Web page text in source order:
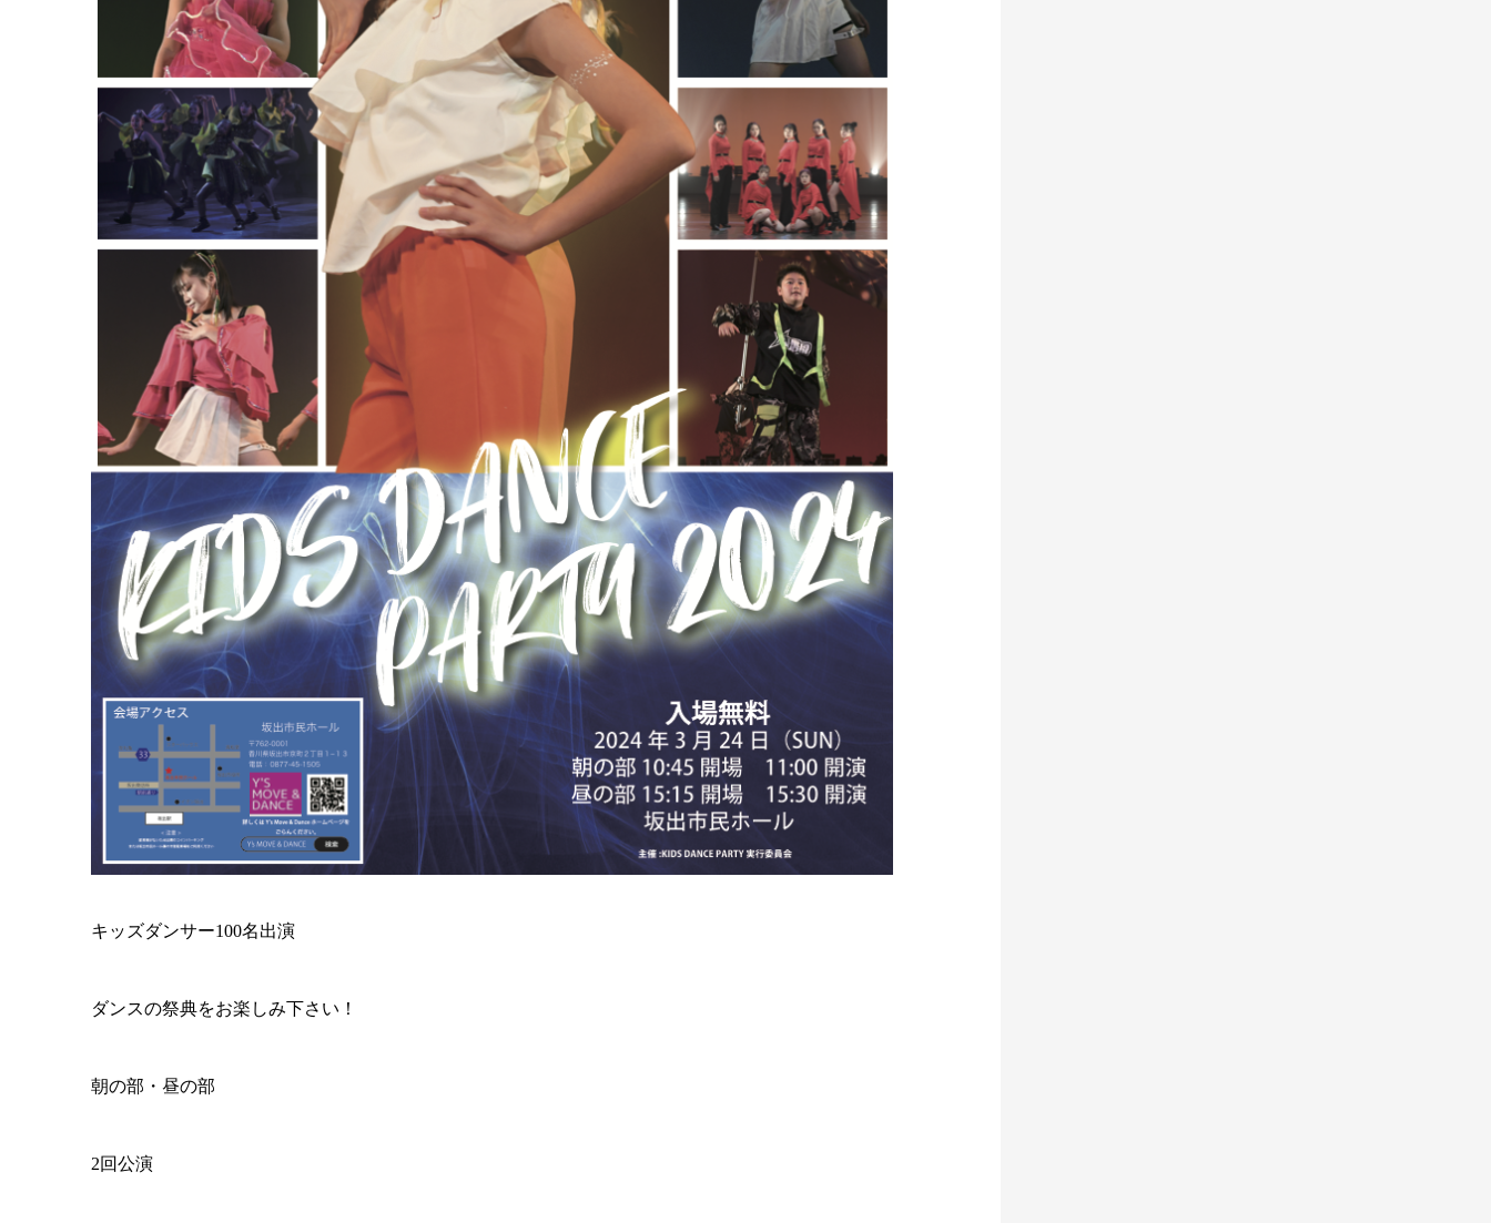
キッズダンサー100名出演
ダンスの祭典をお楽しみ下さい！
朝の部・昼の部
2回公演